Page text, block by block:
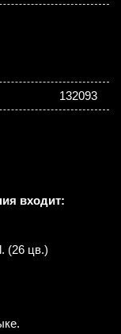
132093
входит:
(26 цв.)